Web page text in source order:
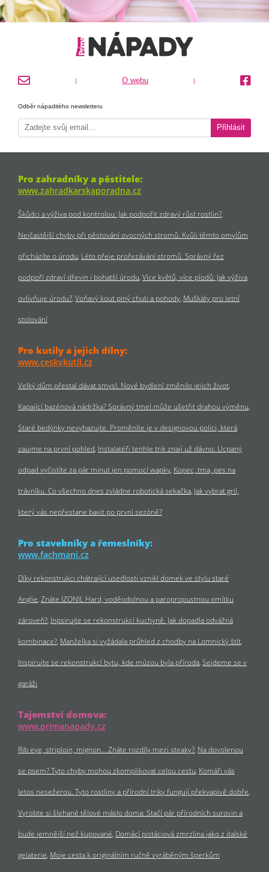
| O webu |
Odběr nápaditého newsletteru
Přihlásit
Pro zahradníky a pěstitele:
www.zahradkarskaporadna.cz
Škůdci a výživa pod kontrolou: Jak podpořit zdravý růst rostlin?
Nejčastější chyby při pěstování ovocných stromů: Kvůli těmto omylům
přicházíte o úrodu Léto přeje prořezávání stromů. Správný řez
podpoří zdraví dřevin i bohatší úrodu Více květů, více plodů: Jak výživa
ovlivňuje úrodu? Voňavý kout plný chuti a pohody Muškáty pro letní
stolování
Pro kutily a jejich dílny:
www.ceskykutil.cz
Velký dům přestal dávat smysl. Nové bydlení změnilo jejich život
Kapající bazénová nádržka? Správný tmel může ušetřit drahou výměnu
Staré bedýnky nevyhazujte. Proměníte je v designovou polici, která
zaujme na první pohled Instalatéři tenhle trik znají už dávno. Ucpaný
odpad vyčistíte za pár minut jen pomocí wapky Kopec, tma, pes na
trávníku. Co všechno dnes zvládne robotická sekačka Jak vybrat gril,
který vás nepřestane bavit po první sezóně?
Pro stavebníky a řemeslníky:
www.fachmani.cz
Díky rekonstrukci chátrající usedlosti vznikl domek ve stylu staré
Anglie Znáte IZONIL Hard, voděodolnou a paropropustnou omítku
zároveň? Inpsirujte se rekonstrukcí kuchyně. Jak dopadla odvážná
kombinace? Manželka si vyžádala průhled z chodby na Lomnický štít
Inspirujte se rekonstrukcí bytu, kde múzou byla příroda Sejdeme se v
garáži
Tajemství domova:
www.primanapady.cz
Rib eye, striploin, mignon… Znáte rozdíly mezi steaky? Na dovolenou
se psem? Tyto chyby mohou zkomplikovat celou cestu Komáři vás
letos nesežerou. Tyto rostliny a přírodní triky fungují překvapivě dobře
Vyrobte si šlehané tělové máslo doma: Stačí pár přírodních surovin a
bude jemnější než kupované Domácí pistáciová zmrzlina jako z italské
gelaterie Moje cesta k originálním ručně vyráběným šperkům